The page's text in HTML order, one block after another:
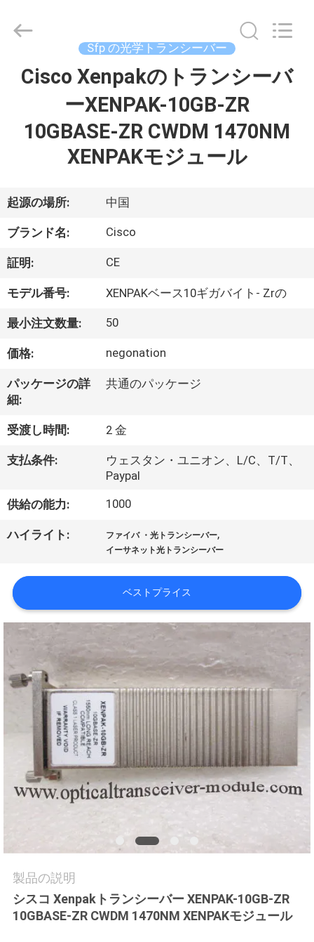
ビ
デ
オ
わ
た
し
た
ち
つ
い
工
場
ツ
ア
質
理
連
Sfp の光学トランシーバー
Cisco Xenpakのトランシーバ
ーXENPAK-10GB-ZR
10GBASE-ZR CWDM 1470NM
XENPAKモジュール
起源の場所: 中国
ブランド名: Cisco
証明: CE
モデル番号: XENPAKベース10ギガバイト- Zrの
最小注文数量: 50
価格: negonation
パッケージの詳
細:
共通のパッケージ
受渡し時間: 2 金
支払条件:
ウェスタン・ユニオン、L/C、T/T、
Paypal
供給の能力: 1000
ハイライト: ファイバ ・光トランシーバー,
イーサネット光トランシーバー
ベストプライス
製品の説明
シスコ Xenpakトランシーバー XENPAK-10GB-ZR
10GBASE-ZR CWDM 1470NM XENPAKモジュール